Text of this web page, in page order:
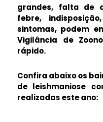
grandes, falta de
febre,
sintomas, podem
Vigilância de
rápido.
Confira abaixo os
de leishmaniose
realizadas este ano: